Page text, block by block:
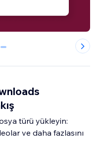
3
türü yükleyin:
ve daha fazlasını